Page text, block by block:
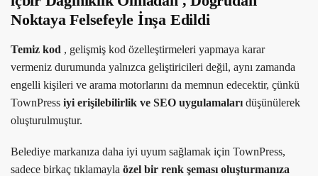
Noktaya Felsefeyle İnşa Edildi
Temiz kod , gelişmiş kod özelleştirmeleri yapmaya karar
vermeniz durumunda yalnızca geliştiricileri değil, aynı zamanda
engelli kişileri ve arama motorlarını da memnun edecektir, çünkü
TownPress iyi erişilebilirlik ve SEO uygulamaları düşünülerek
oluşturulmuştur.
Belediye markanıza daha iyi uyum sağlamak için TownPress,
sadece birkaç tıklamayla özel bir renk şeması oluşturmanıza